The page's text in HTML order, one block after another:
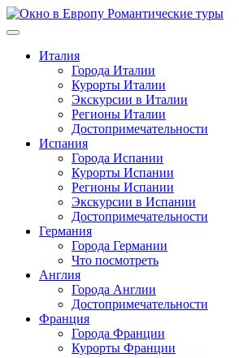
Перейти
к
Италия
Города Италии
Курорты Италии
Экскурсии в Италии
Регионы Италии
Достопримечательности
Испания
Города Испании
Курорты Испании
Регионы Испании
Экскурсии в Испании
Достопримечательности
Германия
Города Германии
Что посмотреть
Англия
Города Англии
Достопримечательности
Франция
Города Франции
Курорты Франции